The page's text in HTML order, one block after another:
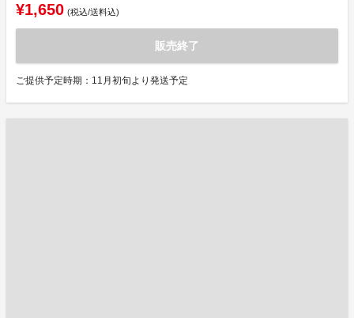
¥1,650 (税込/送料込)
販売終了
ご提供予定時期：11月初旬より発送予定